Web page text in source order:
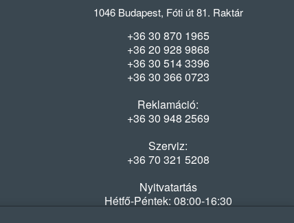
1046 Budapest, Fóti út 81. Raktár
+36 30 870 1965
+36 20 928 9868
+36 30 514 3396
+36 30 366 0723
Reklamáció:
+36 30 948 2569
Szerviz:
+36 70 321 5208
Nyitvatartás
Hétfő-Péntek: 08:00-16:30